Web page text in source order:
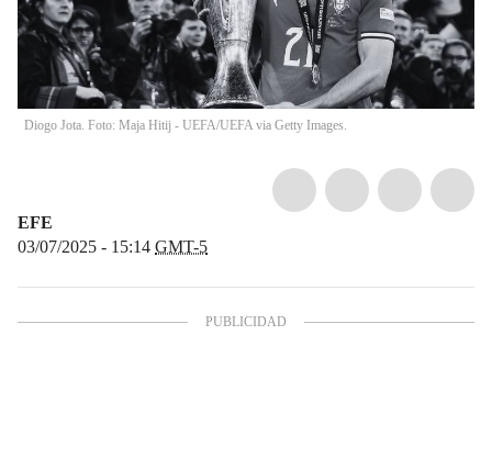
Diogo Jota. Foto: Maja Hitij - UEFA/UEFA via Getty Images.
EFE
03/07/2025 - 15:14 GMT-5